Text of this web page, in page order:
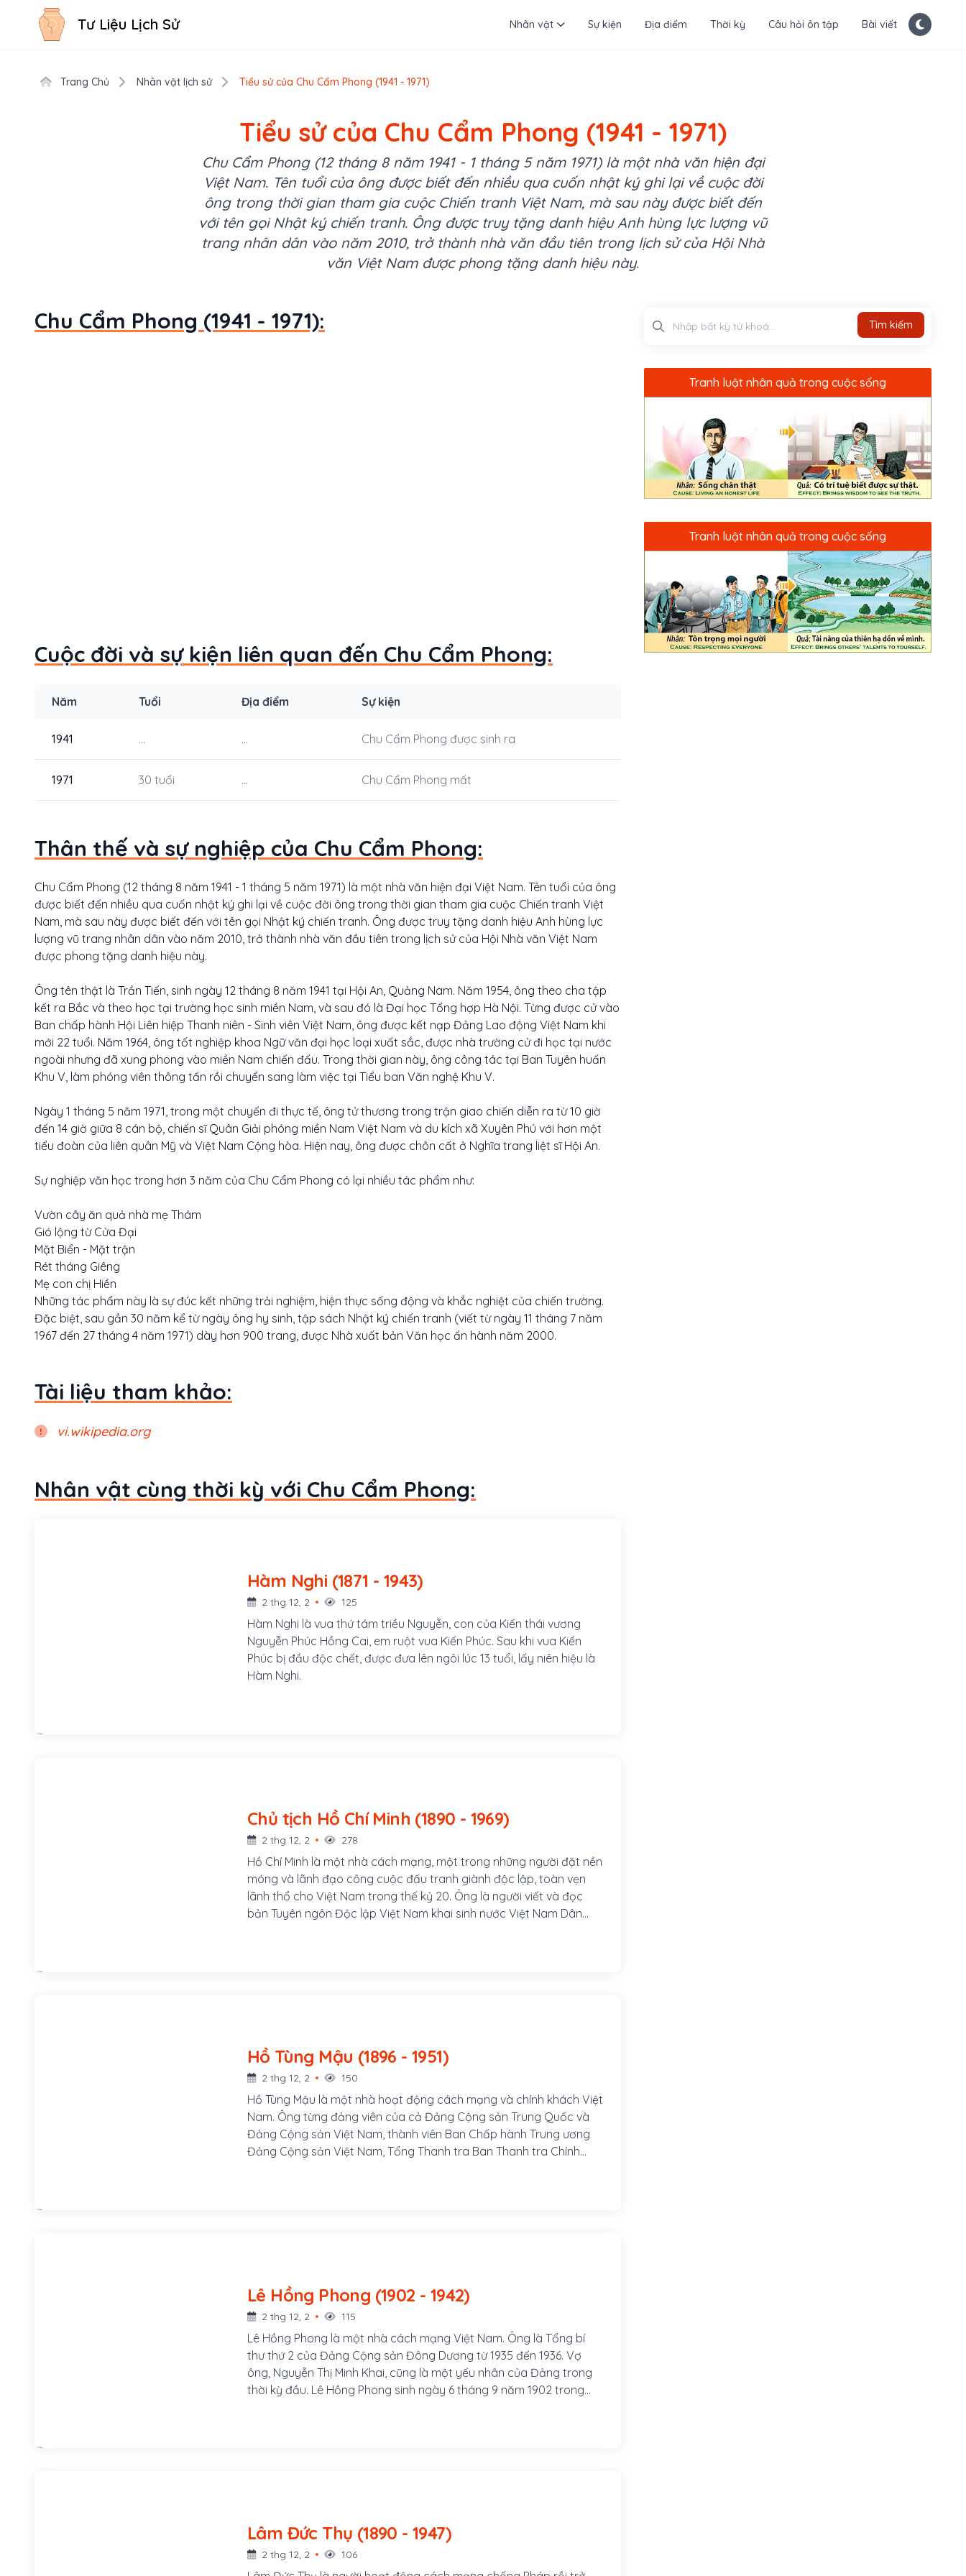
Tư Liệu Lịch Sử Nhân vật Sự kiện Địa điểm Thời kỳ Câu hỏi ôn tập Bài viết
Trang Chủ Nhân vật lịch sử Tiểu sử của Chu Cẩm Phong (1941 - 1971)
Tiểu sử của Chu Cẩm Phong (1941 - 1971)
Chu Cẩm Phong (12 tháng 8 năm 1941 - 1 tháng 5 năm 1971) là một nhà văn hiện đại
Việt Nam. Tên tuổi của ông được biết đến nhiều qua cuốn nhật ký ghi lại về cuộc đời
ông trong thời gian tham gia cuộc Chiến tranh Việt Nam, mà sau này được biết đến
với tên gọi Nhật ký chiến tranh. Ông được truy tặng danh hiệu Anh hùng lực lượng vũ
trang nhân dân vào năm 2010, trở thành nhà văn đầu tiên trong lịch sử của Hội Nhà
văn Việt Nam được phong tặng danh hiệu này.
Chu Cẩm Phong (1941 - 1971):
Cuộc đời và sự kiện liên quan đến Chu Cẩm Phong:
Năm Tuổi Địa điểm Sự kiện
1941 ... ... Chu Cẩm Phong được sinh ra
1971 30 tuổi ... Chu Cẩm Phong mất
Thân thế và sự nghiệp của Chu Cẩm Phong:
Chu Cẩm Phong (12 tháng 8 năm 1941 - 1 tháng 5 năm 1971) là một nhà văn hiện đại Việt Nam. Tên tuổi của ông
được biết đến nhiều qua cuốn nhật ký ghi lại về cuộc đời ông trong thời gian tham gia cuộc Chiến tranh Việt
Nam, mà sau này được biết đến với tên gọi Nhật ký chiến tranh. Ông được truy tặng danh hiệu Anh hùng lực
lượng vũ trang nhân dân vào năm 2010, trở thành nhà văn đầu tiên trong lịch sử của Hội Nhà văn Việt Nam
được phong tặng danh hiệu này.
Ông tên thật là Trần Tiến, sinh ngày 12 tháng 8 năm 1941 tại Hội An, Quảng Nam. Năm 1954, ông theo cha tập
kết ra Bắc và theo học tại trường học sinh miền Nam, và sau đó là Đại học Tổng hợp Hà Nội. Từng được cử vào
Ban chấp hành Hội Liên hiệp Thanh niên - Sinh viên Việt Nam, ông được kết nạp Đảng Lao động Việt Nam khi
mới 22 tuổi. Năm 1964, ông tốt nghiệp khoa Ngữ văn đại học loại xuất sắc, được nhà trường cử đi học tại nước
ngoài nhưng đã xung phong vào miền Nam chiến đấu. Trong thời gian này, ông công tác tại Ban Tuyên huấn
Khu V, làm phóng viên thông tấn rồi chuyển sang làm việc tại Tiểu ban Văn nghệ Khu V.
Ngày 1 tháng 5 năm 1971, trong một chuyến đi thực tế, ông tử thương trong trận giao chiến diễn ra từ 10 giờ
đến 14 giờ giữa 8 cán bộ, chiến sĩ Quân Giải phóng miền Nam Việt Nam và du kích xã Xuyên Phú với hơn một
tiểu đoàn của liên quân Mỹ và Việt Nam Cộng hòa. Hiện nay, ông được chôn cất ở Nghĩa trang liệt sĩ Hội An.
Sự nghiệp văn học trong hơn 3 năm của Chu Cẩm Phong có lại nhiều tác phẩm như:
Vườn cây ăn quả nhà mẹ Thám
Gió lộng từ Cửa Đại
Mặt Biển - Mặt trận
Rét tháng Giêng
Mẹ con chị Hiền
Những tác phẩm này là sự đúc kết những trải nghiệm, hiện thực sống động và khắc nghiệt của chiến trường.
Đặc biệt, sau gần 30 năm kể từ ngày ông hy sinh, tập sách Nhật ký chiến tranh (viết từ ngày 11 tháng 7 năm
1967 đến 27 tháng 4 năm 1971) dày hơn 900 trang, được Nhà xuất bản Văn học ấn hành năm 2000.
Tài liệu tham khảo:
vi.wikipedia.org
Nhân vật cùng thời kỳ với Chu Cẩm Phong:
Hàm Nghi (1871 - 1943)
2 thg 12, 2 125
Hàm Nghi là vua thứ tám triều Nguyễn, con của Kiến thái vương
Nguyễn Phúc Hồng Cai, em ruột vua Kiến Phúc. Sau khi vua Kiến
Phúc bị đầu độc chết, được đưa lên ngôi lúc 13 tuổi, lấy niên hiệu là
Hàm Nghi.
Chủ tịch Hồ Chí Minh (1890 - 1969)
2 thg 12, 2 278
Hồ Chí Minh là một nhà cách mạng, một trong những người đặt nền
móng và lãnh đạo công cuộc đấu tranh giành độc lập, toàn vẹn
lãnh thổ cho Việt Nam trong thế kỷ 20. Ông là người viết và đọc
bản Tuyên ngôn Độc lập Việt Nam khai sinh nước Việt Nam Dân
Hồ Tùng Mậu (1896 - 1951)
2 thg 12, 2 150
Hồ Tùng Mậu là một nhà hoạt động cách mạng và chính khách Việt
Nam. Ông từng đảng viên của cả Đảng Cộng sản Trung Quốc và
Đảng Cộng sản Việt Nam, thành viên Ban Chấp hành Trung ương
Đảng Cộng sản Việt Nam, Tổng Thanh tra Ban Thanh tra Chính
Lê Hồng Phong (1902 - 1942)
2 thg 12, 2 115
Lê Hồng Phong là một nhà cách mạng Việt Nam. Ông là Tổng bí
thư thứ 2 của Đảng Cộng sản Đông Dương từ 1935 đến 1936. Vợ
ông, Nguyễn Thị Minh Khai, cũng là một yếu nhân của Đảng trong
thời kỳ đầu. Lê Hồng Phong sinh ngày 6 tháng 9 năm 1902 trong
Lâm Đức Thụ (1890 - 1947)
2 thg 12, 2 106
Tìm kiếm
Tranh luật nhân quả trong cuộc sống
Tranh luật nhân quả trong cuộc sống